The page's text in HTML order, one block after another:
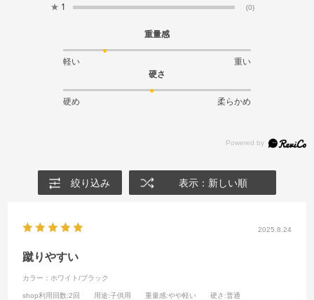
★ 1 (0)
重量感
軽い
重い
硬さ
硬め 柔らかめ
絞り込み 表示：新しい順
2025.8.24
蹴りやすい
カラー：ホワイト/ブラック
shop利用回数:2回 用途:子供用 重量感:やや軽い 硬さ :普通